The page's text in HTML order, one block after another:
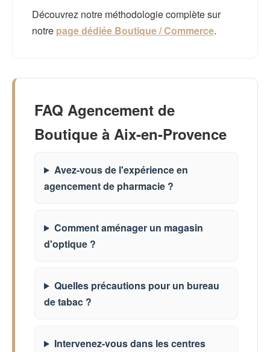
Découvrez notre méthodologie complète sur
notre page dédiée Boutique / Commerce.
FAQ Agencement de
Boutique à Aix-en-Provence
Avez-vous de l'expérience en
agencement de pharmacie ?
Comment aménager un magasin
d'optique ?
Quelles précautions pour un bureau
de tabac ?
Intervenez-vous dans les centres